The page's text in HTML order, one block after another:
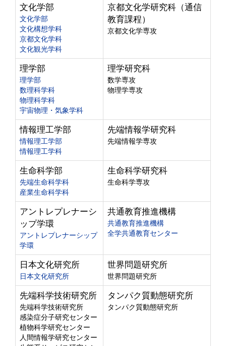
文化学部
文化学部
文化構想学科
京都文化学科
文化観光学科
京都文化学研究科（通信
教育課程）
京都文化学専攻
理学部
理学部
数理科学科
物理科学科
宇宙物理・気象学科
理学研究科
数学専攻
物理学専攻
情報理工学部
情報理工学部
情報理工学科
先端情報学研究科
先端情報学専攻
生命科学部
先端生命科学科
産業生命科学科
生命科学研究科
生命科学専攻
アントレプレナーシ
ップ学環
アントレプレナーシップ
学環
共通教育推進機構
共通教育推進機構
全学共通教育センター
日本文化研究所
日本文化研究所
世界問題研究所
世界問題研究所
先端科学技術研究所
先端科学技術研究所
感染症分子研究センター
植物科学研究センター
人間情報学研究センター
タンパク質動態研究所
タンパク質動態研究所